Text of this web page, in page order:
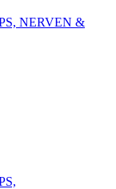
NERVEN &